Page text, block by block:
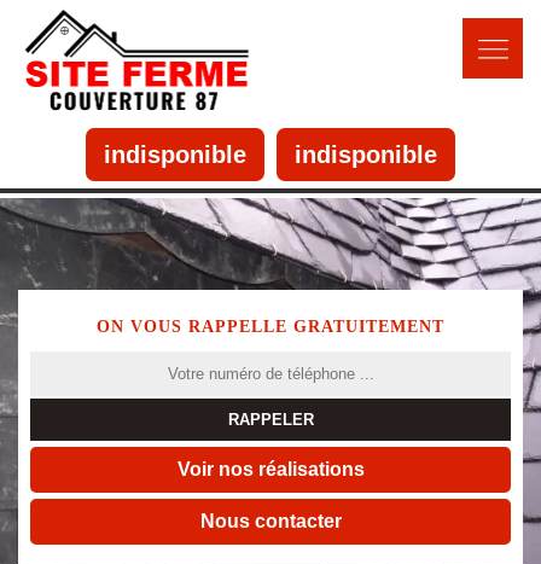
indisponible indisponible
ON VOUS RAPPELLE GRATUITEMENT
Voir nos réalisations
Nous contacter